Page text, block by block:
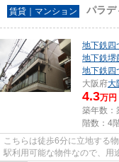
賃貸｜マンション パラデ
地下鉄四
地下鉄堺
地下鉄四
大阪府大
4.3万円
築年数：
階数：4
こちらは徒歩6分に立地する
駅利用可能な物件なので、用